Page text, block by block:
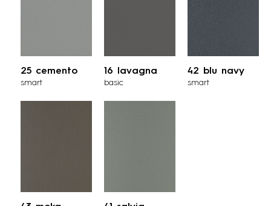
25 cemento
smart
16 lavagna
basic
42 blu navy
smart